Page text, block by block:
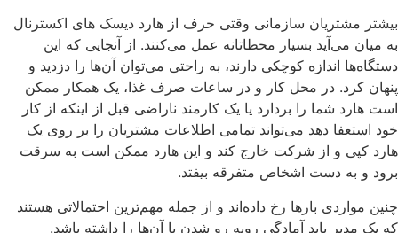
بیشتر مشتریان سازمانی وقتی حرف از هارد دیسک های اکسترنال
به میان می‌آید بسیار محطاتانه عمل می‌کنند. از آنجایی که این
دستگاه‌ها اندازه کوچکی دارند، به راحتی می‌توان آن‌ها را دزدید و
پنهان کرد. در محل کار و در ساعات صرف غذا، یک همکار ممکن
است هارد شما را بردارد یا یک کارمند ناراضی قبل از اینکه از کار
خود استعفا دهد می‌تواند تمامی اطلاعات مشتریان را بر روی یک
هارد کپی و از شرکت خارج کند و این هارد ممکن است به سرقت
برود و به دست اشخاص متفرقه بیفتد.
چنین مواردی بارها رخ داده‌اند و از جمله مهم‌ترین احتمالاتی هستند
که یک مدیر باید آمادگی روبه رو شدن با آن‌ها را داشته باشد.